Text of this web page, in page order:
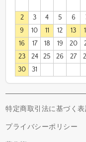
2
3 4 5 6
9
10 11 12 13
16
17 18 19 20
23
24 25 26 27
30
31
特定商取引法に基づく
プライバシーポリシー